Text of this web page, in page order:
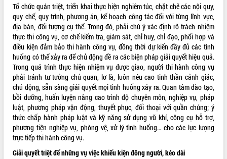
Tổ chức quán triệt, triển khai thực hiện nghiêm túc, chặt chẽ các nội quy,
quy chế, quy trình, phương án, kế hoạch công tác đối với từng lĩnh vực,
địa bàn, đối tượng cụ thể. Trong đó, phải chú ý xác định rõ trách nhiệm
thực thi công vụ, cơ chế kiểm tra, giám sát, chỉ huy, chỉ đạo, phối hợp và
điều kiện đảm bảo thi hành công vụ, đồng thời dự kiến đầy đủ các tình
huống có thể xảy ra để chủ động đề ra các biện pháp giải quyết hiệu quả.
Trong quá trình thực hiện nhiệm vụ được giao, người thi hành công vụ
phải tránh tư tưởng chủ quan, lơ là, luôn nêu cao tinh thần cảnh giác,
chủ động, sẵn sàng giải quyết mọi tình huống xảy ra. Quan tâm đào tạo,
bồi dưỡng, huấn luyện nâng cao trình độ chuyên môn, nghiệp vụ, pháp
luật, phương pháp vận động, thuyết phục, đối thoại với quần chúng; ý
thức chấp hành pháp luật và kỹ năng sử dụng vũ khí, công cụ hỗ trợ,
phương tiện nghiệp vụ, phòng vệ, xử lý tình huống… cho các lực lượng
trực tiếp thi hành công vụ.
Giải quyết triệt để những vụ việc khiếu kiện đông người, kéo dài